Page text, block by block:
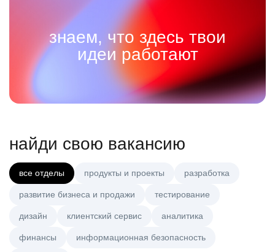
знаем, что здесь твои
идеи работают
найди свою вакансию
все отделы продукты и проекты разработка
развитие бизнеса и продажи тестирование
дизайн клиентский сервис аналитика
финансы информационная безопасность